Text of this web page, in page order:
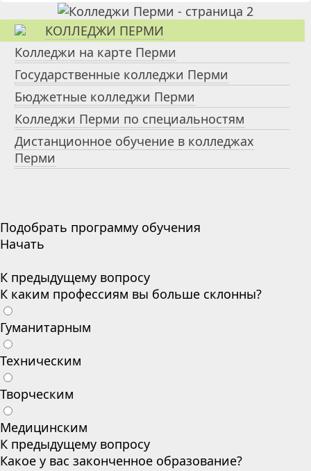
КОЛЛЕДЖИ ПЕРМИ
Колледжи на карте Перми
Государственные колледжи Перми
Бюджетные колледжи Перми
Колледжи Перми по специальностям
Дистанционное обучение в колледжах
Перми
Подобрать программу обучения
Начать
К предыдущему вопросу
К каким профессиям вы больше склонны?
Гуманитарным
Техническим
Творческим
Медицинским
К предыдущему вопросу
Какое у вас законченное образование?